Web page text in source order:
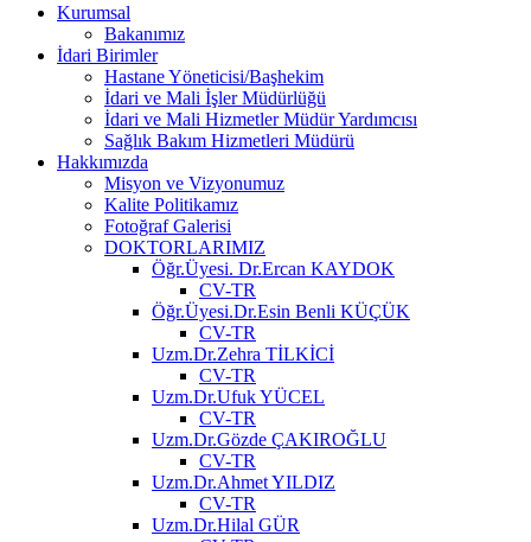
Kurumsal
Bakanımız
İdari Birimler
Hastane Yöneticisi/Başhekim
İdari ve Mali İşler Müdürlüğü
İdari ve Mali Hizmetler Müdür Yardımcısı
Sağlık Bakım Hizmetleri Müdürü
Hakkımızda
Misyon ve Vizyonumuz
Kalite Politikamız
Fotoğraf Galerisi
DOKTORLARIMIZ
Öğr.Üyesi. Dr.Ercan KAYDOK
CV-TR
Öğr.Üyesi.Dr.Esin Benli KÜÇÜK
CV-TR
Uzm.Dr.Zehra TİLKİCİ
CV-TR
Uzm.Dr.Ufuk YÜCEL
CV-TR
Uzm.Dr.Gözde ÇAKIROĞLU
CV-TR
Uzm.Dr.Ahmet YILDIZ
CV-TR
Uzm.Dr.Hilal GÜR